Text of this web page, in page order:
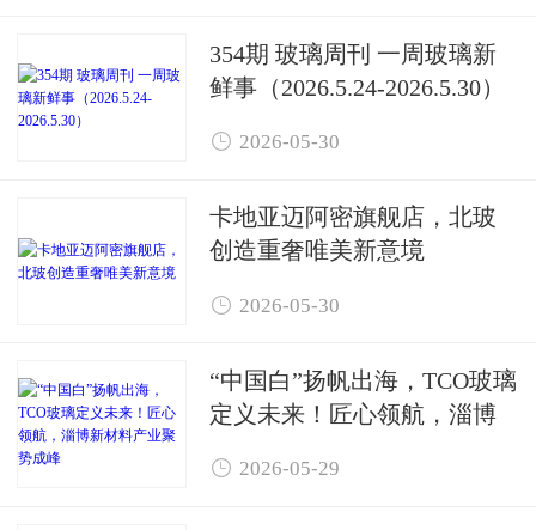
354期 玻璃周刊 一周玻璃新
鲜事（2026.5.24-2026.5.30）
 2026-05-30
卡地亚迈阿密旗舰店，北玻
创造重奢唯美新意境
 2026-05-30
“中国白”扬帆出海，TCO玻璃
定义未来！匠心领航，淄博
 2026-05-29